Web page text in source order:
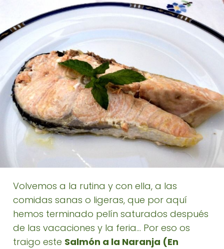
Volvemos a la rutina y con ella, a las
comidas sanas o ligeras, que por aquí
hemos terminado pelín saturados después
de las vacaciones y la feria... Por eso os
traigo este Salmón a la Naranja (En